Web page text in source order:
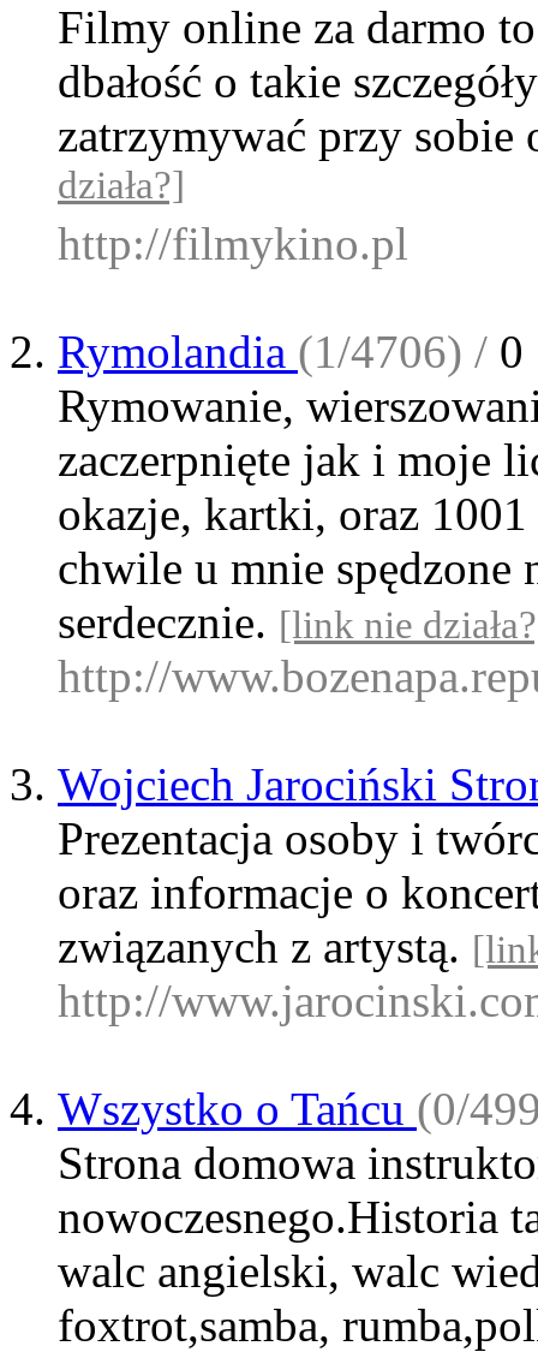
Filmy online za darmo
dbałość o takie
zatrzymywać przy
działa?]
http://filmykino.pl
Rymolandia (1/4706) / 0
Rymowanie,
zaczerpnięte jak i moje
okazje, kartki, oraz
chwile u mnie spędzone
serdecznie. [link nie
http://
Wojciech Jarociński
Prezentacja osoby i
oraz informacje o
związanych z artystą.
http://
Wszystko o Tańcu (0/
Strona domowa
nowoczesnego.Historia
walc angielski, walc
foxtrot,samba,